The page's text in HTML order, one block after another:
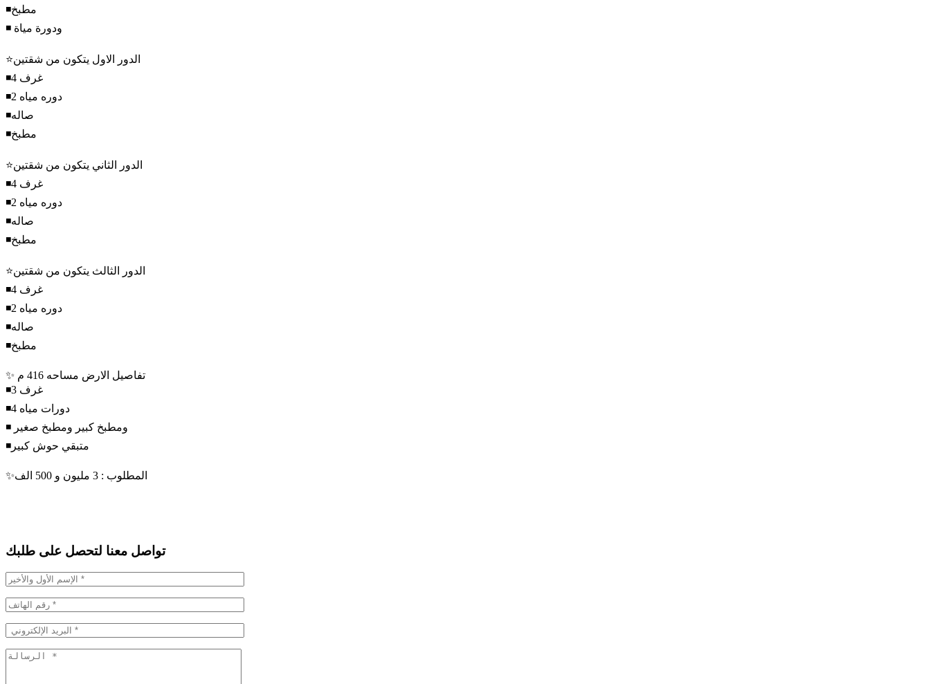
◾مطبخ
◾ ودورة مياة
⭐الدور الاول يتكون من شقتين
◾4 غرف
◾2 دوره مياه
◾صاله
◾مطبخ
⭐الدور الثاني يتكون من شقتين
◾4 غرف
◾2 دوره مياه
◾صاله
◾مطبخ
⭐الدور الثالث يتكون من شقتين
◾4 غرف
◾2 دوره مياه
◾صاله
◾مطبخ
✨ تفاصيل الارض مساحه 416 م
◾3 غرف
◾4 دورات مياه
◾ ومطبخ كبير ومطبخ صغير
◾متبقي حوش كبير
✨المطلوب : 3 مليون و 500 الف
تواصل معنا لتحصل على طلبك